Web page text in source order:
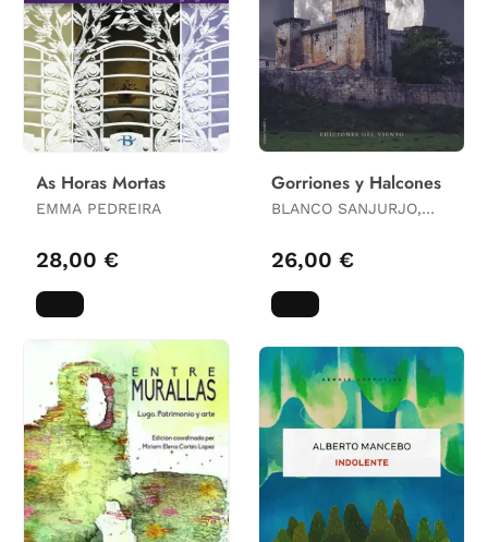
As Horas Mortas
EMMA PEDREIRA
28,00 €
Gorriones y Halcones
BLANCO SANJURJO,
26,00 €